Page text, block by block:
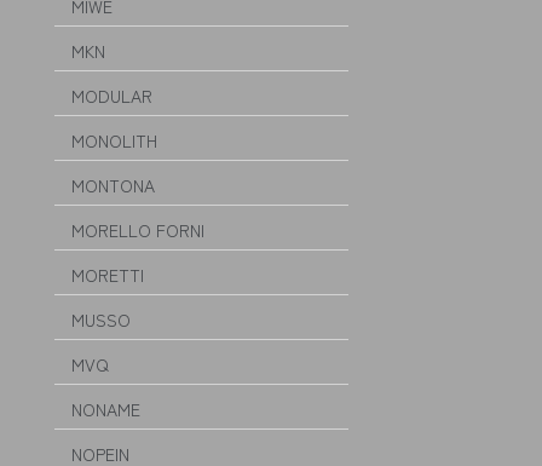
MIWE
MKN
MODULAR
MONOLITH
MONTONA
MORELLO FORNI
MORETTI
MUSSO
MVQ
NONAME
NOPEIN